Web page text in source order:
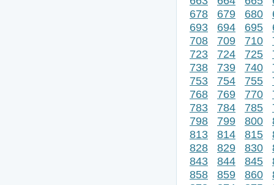
678
679 680
693
694 695
708
709 710
723
724 725
738
739 740
753
754 755
768
769 770
783
784 785
798
799 800
813
814 815
828
829 830
843
844 845
858
859 860